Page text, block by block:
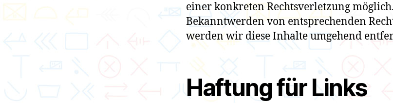
einer konkreten Rechtsverletzung
Bekanntwerden von entsprechenden
werden wir diese Inhalte umgehend
Haftung für Links